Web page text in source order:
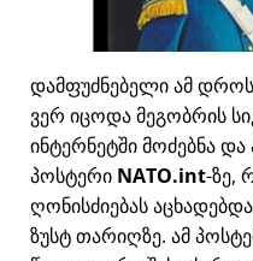
დამფუძნებელი ამ
ვერ იცოდა მეგობრის
ინტერნეტში მოძებნა
პოსტერი NATO.int-ზე,
ღონისძიებას
ზუსტ თარიღზე. ამ